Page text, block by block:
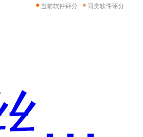
当前软件评分 同类软件评分
缠丝半梅